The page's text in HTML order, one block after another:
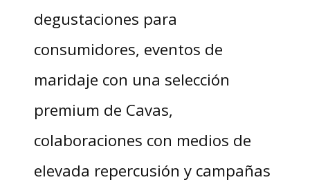
degustaciones para
consumidores, eventos de
maridaje con una selección
premium de Cavas,
colaboraciones con medios de
elevada repercusión y campañas